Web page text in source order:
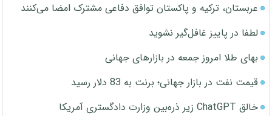
عربستان، ترکیه و پاکستان توافق دفاعی مشترک امضا می‌کنند
لطفا در پاییز غافل‌گیر نشوید
بهای طلا امروز جمعه در بازارهای جهانی
قیمت نفت در بازار جهانی؛ برنت به 83 دلار رسید
خالق ChatGPT زیر ذره‌بین وزارت دادگستری آمریکا